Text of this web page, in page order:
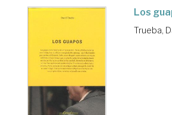
Los
Trueba,